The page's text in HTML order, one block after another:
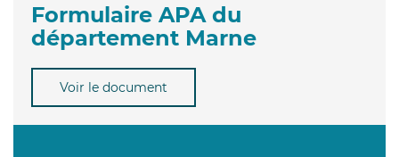
Formulaire APA du
département Marne
Voir le document